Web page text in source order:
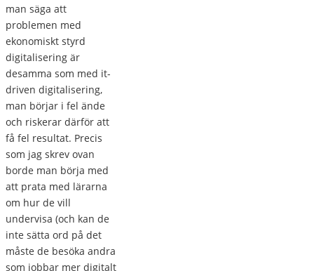
man säga att
problemen med
ekonomiskt styrd
digitalisering är
desamma som med it-
driven digitalisering,
man börjar i fel ände
och riskerar därför att
få fel resultat. Precis
som jag skrev ovan
borde man börja med
att prata med lärarna
om hur de vill
undervisa (och kan de
inte sätta ord på det
måste de besöka andra
som jobbar mer digitalt